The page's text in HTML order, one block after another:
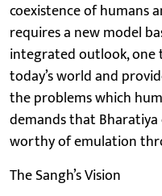
coexistence of humans
requires a new model
integrated outlook,
today’s world and
the problems which
demands that
worthy of emulation
The Sangh’s Vision